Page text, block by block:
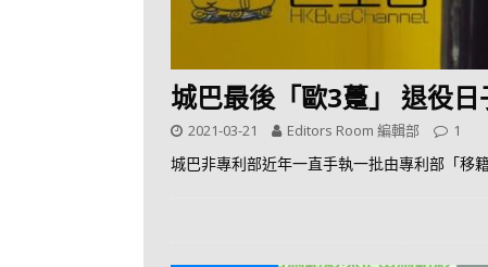
城巴最後「歐3躉」 退役
2021-03-21 Editors Room 編輯部 1
城巴非專利部近年一直手執一批由專利部「